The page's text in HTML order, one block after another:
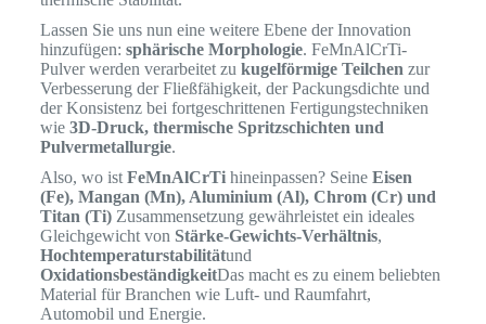
Lassen Sie uns nun eine weitere Ebene der Innovation
hinzufügen: sphärische Morphologie. FeMnAlCrTi-
Pulver werden verarbeitet zu kugelförmige Teilchen zur
Verbesserung der Fließfähigkeit, der Packungsdichte und
der Konsistenz bei fortgeschrittenen Fertigungstechniken
wie 3D-Druck, thermische Spritzschichten und
Pulvermetallurgie.
Also, wo ist FeMnAlCrTihineinpassen? Seine Eisen
(Fe), Mangan (Mn), Aluminium (Al), Chrom (Cr) und
Titan (Ti)Zusammensetzung gewährleistet ein ideales
Gleichgewicht von Stärke-Gewichts-Verhältnis,
Hochtemperaturstabilitätund
OxidationsbeständigkeitDas macht es zu einem beliebten
Material für Branchen wie Luft- und Raumfahrt,
Automobil und Energie.